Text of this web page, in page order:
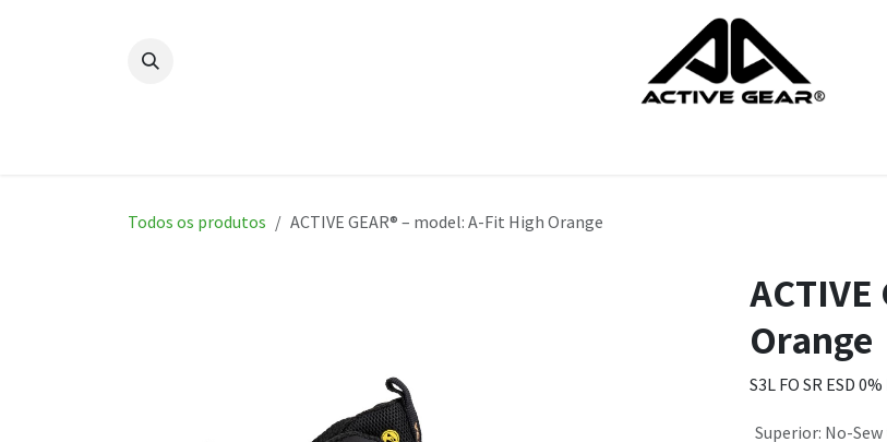
Todos os produtos ACTIVE GEAR® – model: A-Fit High Orange
Orange
S3L FO SR ESD
Superior: No-